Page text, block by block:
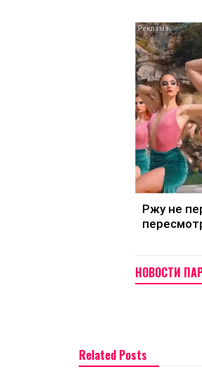
Ржу не
НОВОСТИ
Related Posts